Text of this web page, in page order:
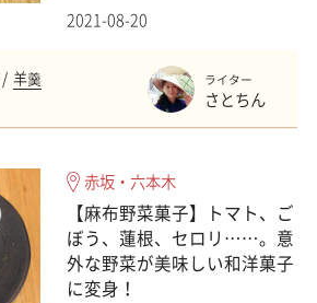
2021-08-20
羊羹 ライター
さとちん
赤坂・六本木
【麻布野菜菓子】トマト、ご
ぼう、蓮根、セロリ……。意
外な野菜が美味しい和洋菓子
に変身！